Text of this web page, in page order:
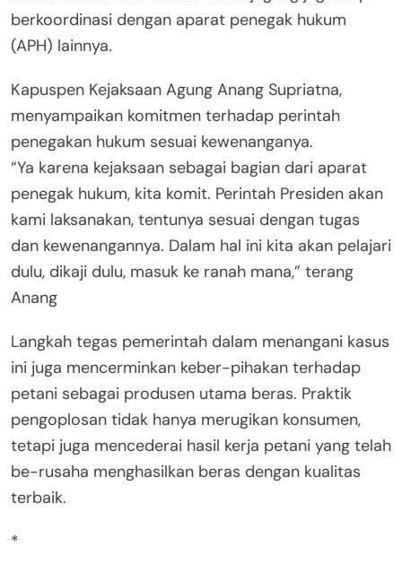
berkoordinasi dengan aparat penegak hukum
(APH) lainnya.
Kapuspen Kejaksaan Agung Anang Supriatna,
menyampaikan komitmen terhadap perintah
penegakan hukum sesuai kewenanganya.
“Ya karena kejaksaan sebagai bagian dari aparat
penegak hukum, kita komit. Perintah Presiden akan
kami laksanakan, tentunya sesuai dengan tugas
dan kewenangannya. Dalam hal ini kita akan pelajari
dulu, dikaji dulu, masuk ke ranah mana,” terang
Anang
Langkah tegas pemerintah dalam menangani kasus
ini juga mencerminkan keber-pihakan terhadap
petani sebagai produsen utama beras. Praktik
pengoplosan tidak hanya merugikan konsumen,
tetapi juga mencederai hasil kerja petani yang telah
be-rusaha menghasilkan beras dengan kualitas
terbaik.
*